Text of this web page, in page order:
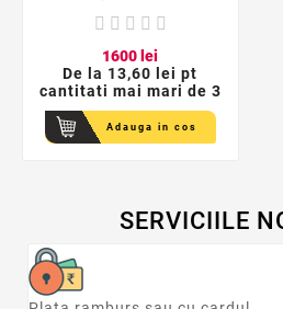
1600 lei
De la 13,60 lei pt
cantitati mai mari de 3
Adauga in cos
SERVICIILE